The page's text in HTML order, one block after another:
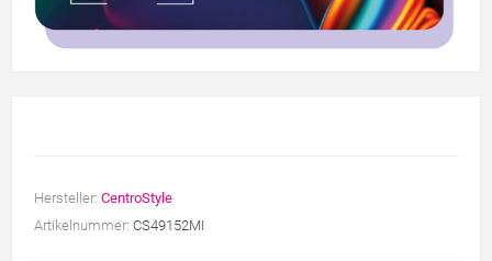
Hersteller: CentroStyle
Artikelnummer: CS49152MI